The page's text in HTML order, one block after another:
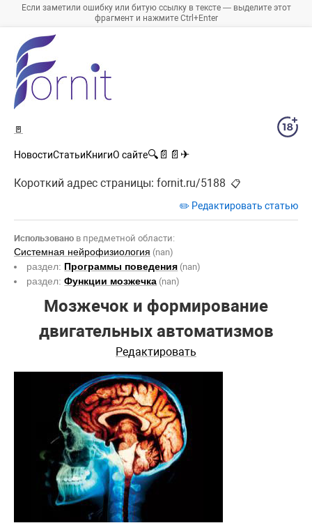
Если заметили ошибку или битую ссылку в тексте — выделите этот
фрагмент и нажмите Ctrl+Enter
🚪
НовостиСтатьиКнигиО сайте🔍 📄 📄 ✈
Короткий адрес страницы: fornit.ru/5188 📋
✏️ Редактировать статью
Использовано в предметной области:
Системная нейрофизиология (nan)
раздел: Программы поведения (nan)
раздел:Функции мозжечка (nan)
Мозжечок и формирование
двигательных автоматизмов
Редактировать